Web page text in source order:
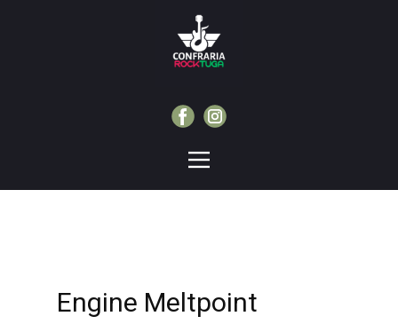
Engine Meltpoint